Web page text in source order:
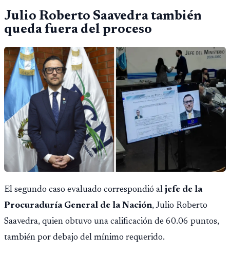
Julio Roberto Saavedra también
queda fuera del proceso
El segundo caso evaluado correspondió al jefe de la
Procuraduría General de la Nación, Julio Roberto
Saavedra, quien obtuvo una calificación de 60.06 puntos,
también por debajo del mínimo requerido.